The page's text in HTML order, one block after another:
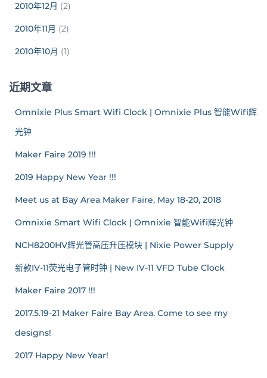
2010年12月 (2)
2010年11月 (2)
2010年10月 (1)
近期文章
Omnixie Plus Smart Wifi Clock | Omnixie Plus 智能Wifi辉
光钟
Maker Faire 2019 !!!
2019 Happy New Year !!!
Meet us at Bay Area Maker Faire, May 18-20, 2018
Omnixie Smart Wifi Clock | Omnixie 智能Wifi辉光钟
NCH8200HV辉光管高压升压模块 | Nixie Power Supply
新款IV-11荧光电子管时钟 | New IV-11 VFD Tube Clock
Maker Faire 2017 !!!
2017.5.19-21 Maker Faire Bay Area. Come to see my
designs!
2017 Happy New Year!